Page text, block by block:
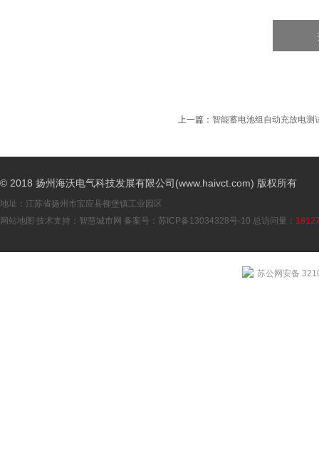
上一篇： 智能蓄电池组自动充放电测
© 2018 扬州海沃电气科技发展有限公司(www.haivct.com) 版权所有
地址：江苏省扬州市宝应县柳堡镇工业园区
网站地图 技术支持： 智慧城市网 备案号： 苏ICP备13034328号-10 总访问量：
苏公网安备